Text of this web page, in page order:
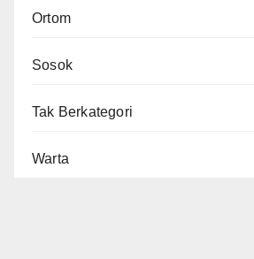
Ortom
Sosok
Tak Berkategori
Warta